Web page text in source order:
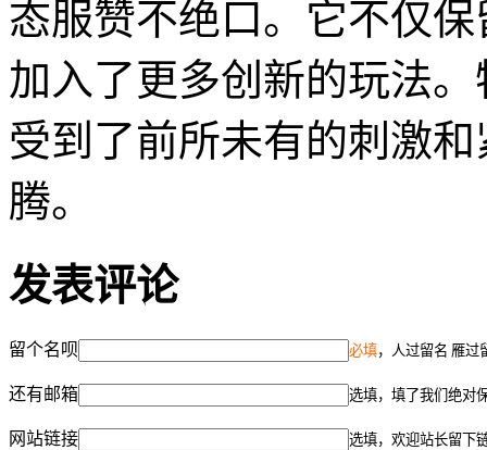
态服赞不绝口。它不仅
加入了更多创新的玩法
受到了前所未有的刺激
腾。
发表评论
留个名呗 必填，人过留名 雁过
还有邮箱 选填，填了我们绝对
网站链接 选填，欢迎站长留下